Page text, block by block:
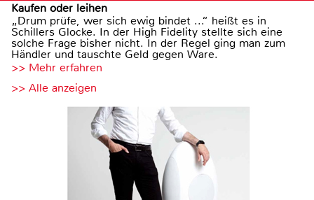
Kaufen oder leihen
„Drum prüfe, wer sich ewig bindet ...“ heißt es in
Schillers Glocke. In der High Fidelity stellte sich eine
solche Frage bisher nicht. In der Regel ging man zum
Händler und tauschte Geld gegen Ware.
>> Mehr erfahren
>> Alle anzeigen